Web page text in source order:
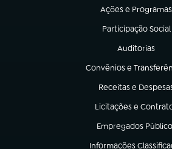
Ações e Programas
(abre em nova aba)
Participação Social
(abre em nova aba)
Auditorias
(abre em nova
Convênios e
(abre em nova aba)
Receitas e
(abre em nova aba)
Licitações e
(abre em nova aba)
Empregados
(abre em nova aba)
Informações